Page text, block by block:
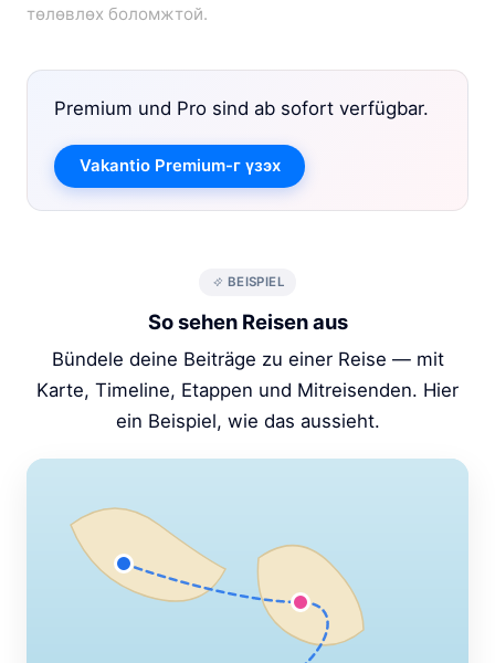
төлөвлөх боломжтой.
Premium und Pro sind ab sofort verfügbar.
Vakantio Premium-г үзэх
BEISPIEL
So sehen Reisen aus
Bündele deine Beiträge zu einer Reise — mit
Karte, Timeline, Etappen und Mitreisenden. Hier
ein Beispiel, wie das aussieht.